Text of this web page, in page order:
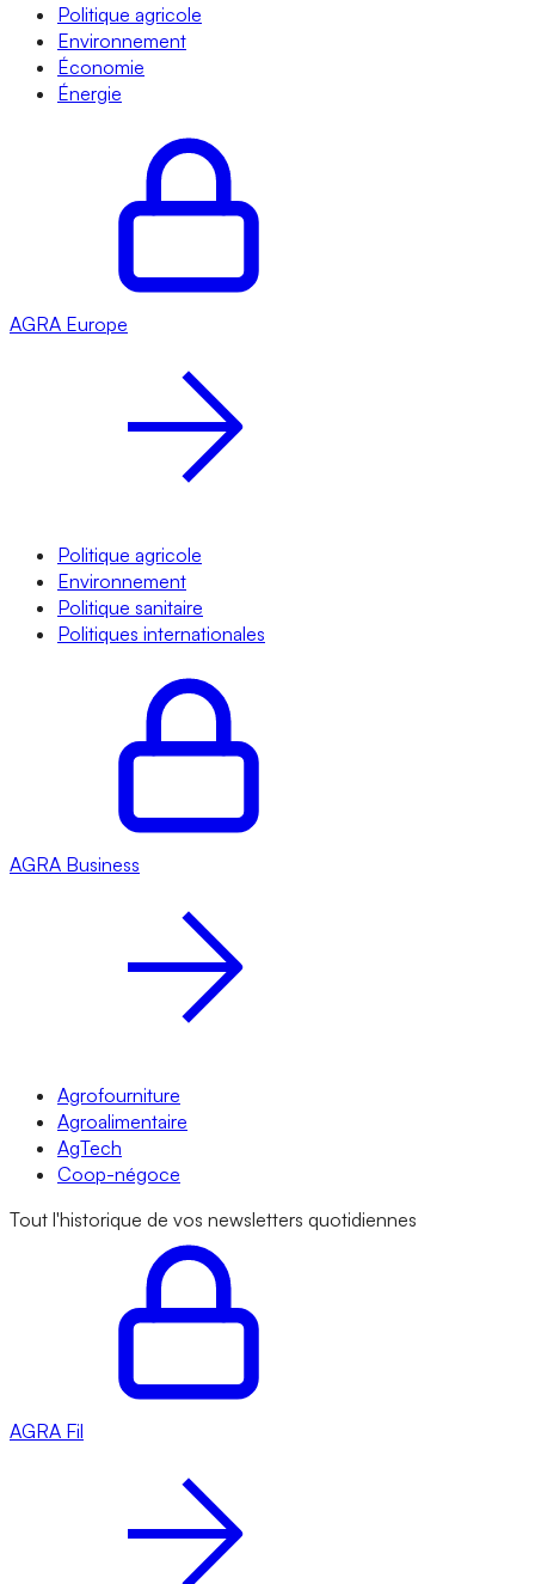
Politique agricole
Environnement
Économie
Énergie
AGRA Europe
Politique agricole
Environnement
Politique sanitaire
Politiques internationales
AGRA Business
Agrofourniture
Agroalimentaire
AgTech
Coop-négoce
Tout l'historique de vos newsletters quotidiennes
AGRA Fil